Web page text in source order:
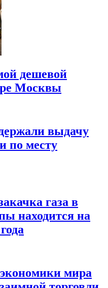
дешевой
Москвы
выдачу
по месту
газа в
находится на
мира